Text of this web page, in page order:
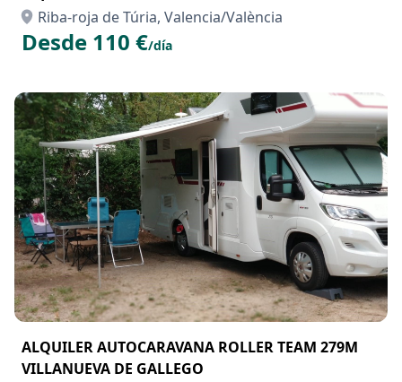
Riba-roja de Túria, Valencia/València
Desde 110 €/día
ALQUILER AUTOCARAVANA ROLLER TEAM 279M
VILLANUEVA DE GALLEGO